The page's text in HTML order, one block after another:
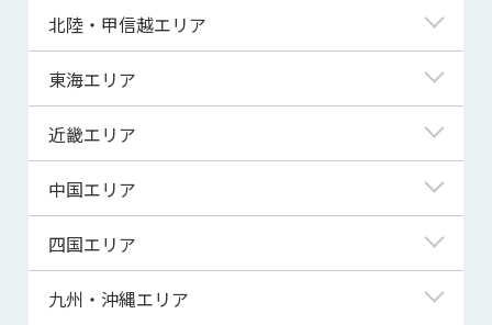
青森県
宮城県
秋田県
山形県
東京都
神奈川県
埼玉県
千葉県
茨城県
群馬県
北陸・甲信越エリア
新潟県
富山県
福井県
山梨県
東海エリア
岐阜県
静岡県
三重県
近畿エリア
滋賀県
京都府
大阪府
中国エリア
鳥取県
島根県
四国エリア
徳島県
九州・沖縄エリア